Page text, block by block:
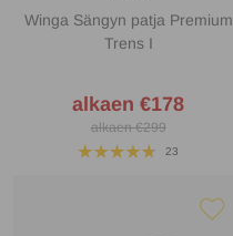
Winga Sängyn patja Premium
Trens I
alkaen €178
alkaen €299
23